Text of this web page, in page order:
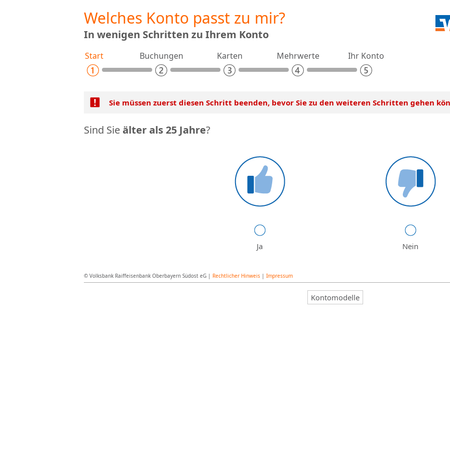
Welches Konto passt zu mir?
In wenigen Schritten zu Ihrem Konto
Start Buchungen Karten Mehrwerte Ihr Konto
Sie müssen zuerst diesen Schritt beenden, bevor Sie zu den weiteren Schritten gehen
Sind Sie älter als 25 Jahre?
Ja Nein
© Volksbank Raiffeisenbank Oberbayern Südost eG | Rechtlicher Hinweis | Impressum